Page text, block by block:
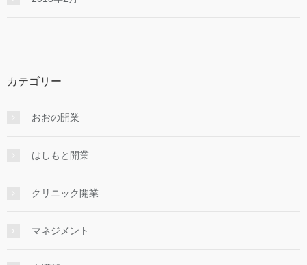
カテゴリー
おおの開業
はしもと開業
クリニック開業
マネジメント